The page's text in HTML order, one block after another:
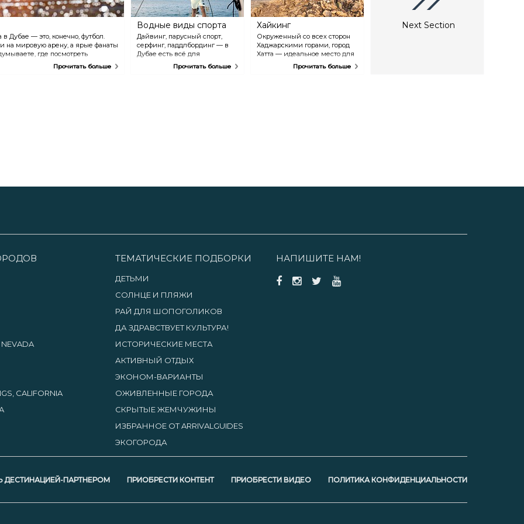
Дубае — это, конечно, футбол.
на мировую арену, а ярые фанаты
где посмотреть
спорт-бары Black Tap и
и McGettigan's.
Прочитать больше
Водные виды спорта
Дайвинг, парусный спорт,
серфинг, паддлбординг — в
Дубае есть всё для
любителей морских видов
спорта. Благодаря 50 км
достопримечательности с
Прочитать больше
Хайкинг
Окруженный со всех сторон
Хаджарскими горами, город
Хатта — идеальное место для
любителей пешеходного
туризма. Выбирайте один из
Прочитать больше
Next Section
NEVADA
CALIFORNIA
ТЕМАТИЧЕСКИЕ ПОДБОРКИ
ДЕТЬМИ
СОЛНЦЕ И ПЛЯЖИ
РАЙ ДЛЯ ШОПОГОЛИКОВ
ДА ЗДРАВСТВУЕТ КУЛЬТУРА!
ИСТОРИЧЕСКИЕ МЕСТА
АКТИВНЫЙ ОТДЫХ
ЭКОНОМ-ВАРИАНТЫ
ОЖИВЛЕННЫЕ ГОРОДА
СКРЫТЫЕ ЖЕМЧУЖИНЫ
ИЗБРАННОЕ ОТ ARRIVALGUIDES
ЭКОГОРОДА
НАПИШИТЕ НАМ!
ДЕСТИНАЦИЕЙ-ПАРТНЕРОМ ПРИОБРЕСТИ КОНТЕНТ ПРИОБРЕСТИ ВИДЕО ПОЛИТИКА КОНФИДЕНЦИАЛЬНОСТИ